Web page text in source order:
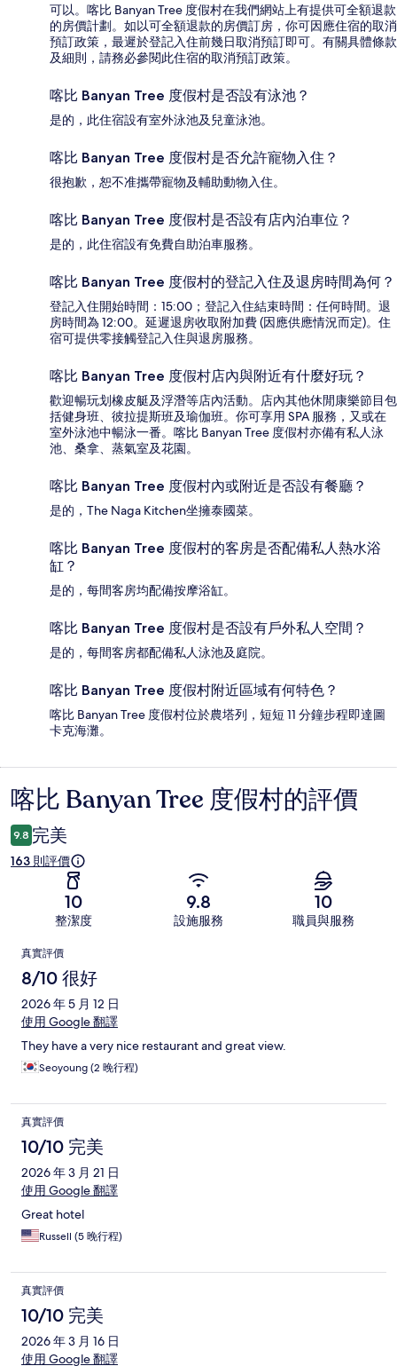
可以。喀比 Banyan Tree 度假村在我們網站上有提供可全額退款
的房價計劃。如以可全額退款的房價訂房，你可因應住宿的取消
預訂政策，最遲於登記入住前幾日取消預訂即可。有關具體條款
及細則，請務必參閱此住宿的取消預訂政策。
喀比 Banyan Tree 度假村是否設有泳池？
是的，此住宿設有室外泳池及兒童泳池。
喀比 Banyan Tree 度假村是否允許寵物入住？
很抱歉，恕不准攜帶寵物及輔助動物入住。
喀比 Banyan Tree 度假村是否設有店內泊車位？
是的，此住宿設有免費自助泊車服務。
喀比 Banyan Tree 度假村的登記入住及退房時間為何？
登記入住開始時間：15:00；登記入住結束時間：任何時間。退
房時間為 12:00。延遲退房收取附加費 (因應供應情況而定)。住
宿可提供零接觸登記入住與退房服務。
喀比 Banyan Tree 度假村店內與附近有什麼好玩？
歡迎暢玩划橡皮艇及浮潛等店內活動。店內其他休閒康樂節目包
括健身班、彼拉提斯班及瑜伽班。你可享用 SPA 服務，又或在
室外泳池中暢泳一番。喀比 Banyan Tree 度假村亦備有私人泳
池、桑拿、蒸氣室及花園。
喀比 Banyan Tree 度假村內或附近是否設有餐廳？
是的，The Naga Kitchen坐擁泰國菜。
喀比 Banyan Tree 度假村的客房是否配備私人熱水浴
缸？
是的，每間客房均配備按摩浴缸。
喀比 Banyan Tree 度假村是否設有戶外私人空間？
是的，每間客房都配備私人泳池及庭院。
喀比 Banyan Tree 度假村附近區域有何特色？
喀比 Banyan Tree 度假村位於農塔列，短短 11 分鐘步程即達圖
卡克海灘。
評
價
喀比 Banyan Tree 度假村的評價
9.8 完美
163 則評價
10
整潔度
9.8
設施服務
10
職員與服務
評
價
真實評價
8/10 很好
2026 年 5 月 12 日
使用 Google 翻譯
They have a very nice restaurant and great view.
Seoyoung (2 晚行程)
真實評價
10/10 完美
2026 年 3 月 21 日
使用 Google 翻譯
Great hotel
Russell (5 晚行程)
真實評價
10/10 完美
2026 年 3 月 16 日
使用 Google 翻譯